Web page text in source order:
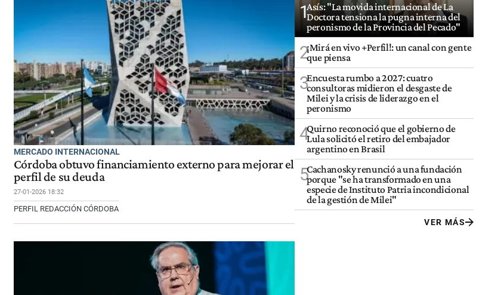
MERCADO INTERNACIONAL
Córdoba obtuvo financiamiento externo para mejorar el
perfil de su deuda
27-01-2026 18:32
PERFIL REDACCIÓN CÓRDOBA
1Asís: "La movida internacional de La
Doctora tensiona la pugna interna del
peronismo de la Provincia del Pecado"
2¡Mirá en vivo +Perfil!: un canal con gente
que piensa
3Encuesta rumbo a 2027: cuatro
consultoras midieron el desgaste de
Milei y la crisis de liderazgo en el
peronismo
4Quirno reconoció que el gobierno de
Lula solicitó el retiro del embajador
argentino en Brasil
5Cachanosky renunció a una fundación
porque "se ha transformado en una
especie de Instituto Patria incondicional
de la gestión de Milei"
VER MÁS